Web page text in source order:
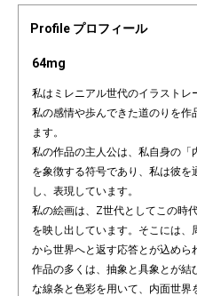
Profile プロフィール
64mg
私はミレニアル世代のイラストレ
私の感情や歩んできた道のりを
ます。
私の作品の主人公は、私自身の
を象徴する符号であり、私は彼
し、表現しています。
私の絵画は、Z世代としてこの時
を映し出しています。そこには
から世界へと返す応答とが込めら
作品の多くは、抽象と具象とが
な線条と色彩を用いて、内面世界